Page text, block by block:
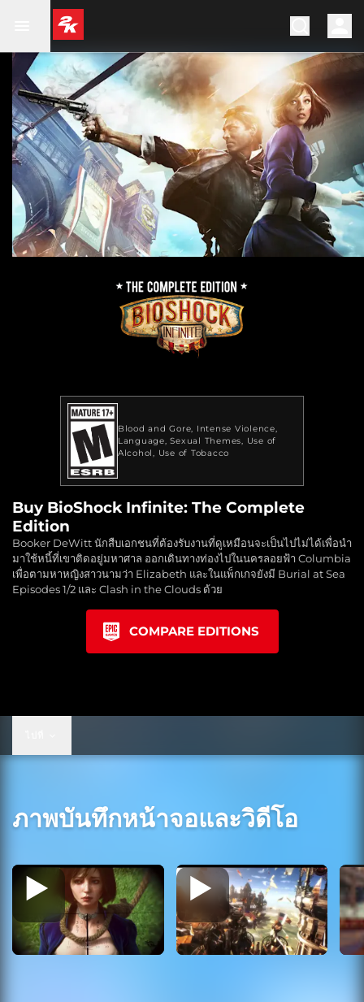
Blood and Gore Intense Violence
Language Sexual Themes
Use of
Alcohol
Use of Tobacco
Buy BioShock Infinite: The Complete
Edition
Booker DeWitt นักสืบเอกชนที่ต้องรับงานที่ดูเหมือนจะเป็นไปไม่ได้เพื่อนำ
มาใช้หนี้ที่เขาติดอยู่มหาศาล ออกเดินทางท่องไปในนครลอยฟ้า Columbia
เพื่อตามหาหญิงสาวนามว่า Elizabeth และในแพ็กเกจยังมี Burial at Sea
Episodes 1/2 และ Clash in the Clouds ด้วย
COMPARE EDITIONS
ภาพบันทึกหน้าจอและวิดีโอ